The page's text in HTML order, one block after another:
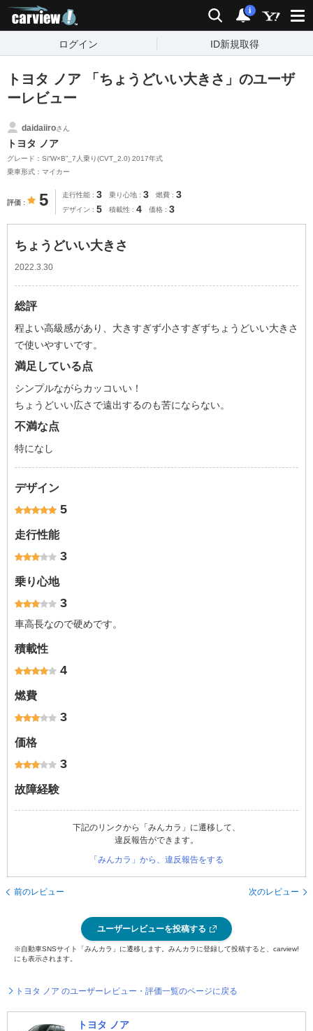
検索 通知
i
ログイン ID新規取得
トヨタ ノア 「ちょうどいい大きさ」のユーザ
ーレビュー
daidaiiroさん
トヨタ ノア
グレード：Si“W×B”_7人乗り(CVT_2.0) 2017年式
乗車形式：マイカー
評価 5 走行性能 3 乗り心地 3 燃費 3
デザイン 5 積載性 4 価格 3
ちょうどいい大きさ
2022.3.30
総評
程よい高級感があり、大きすぎず小さすぎずちょうどいい大きさ
で使いやすいです。
満足している点
シンプルながらカッコいい！
ちょうどいい広さで遠出するのも苦にならない。
不満な点
特になし
デザイン
5
走行性能
3
乗り心地
3
車高長なので硬めです。
積載性
4
燃費
3
価格
3
故障経験
下記のリンクから「みんカラ」に遷移して、
違反報告ができます。
「みんカラ」から、違反報告をする
前のレビュー 次のレビュー
ユーザーレビューを投稿する
※自動車SNSサイト「みんカラ」に遷移します。みんカラに登録して投稿すると、carview!
にも表示されます。
トヨタ ノア のユーザーレビュー・評価一覧のページに戻る
トヨタ ノア